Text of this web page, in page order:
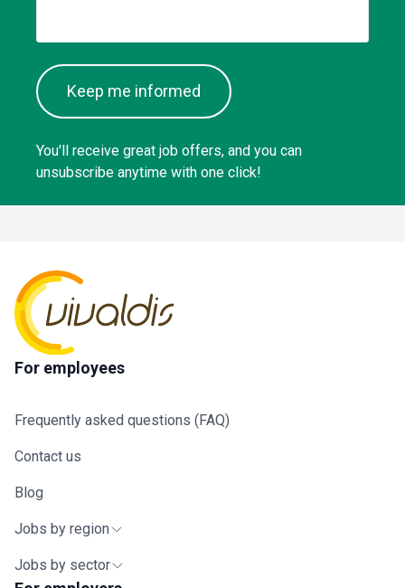
Keep me informed
You'll receive great job offers, and you can
unsubscribe anytime with one click!
For employees
Frequently asked questions (FAQ)
Contact us
Blog
Jobs by region
Jobs by sector